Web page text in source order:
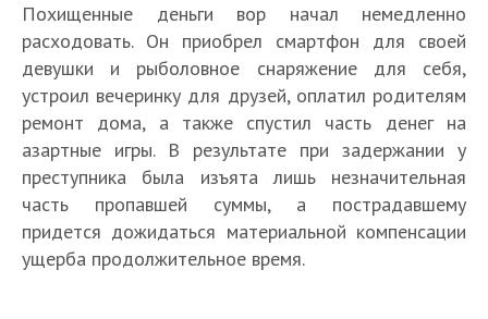
Похищенные деньги вор начал немедленно
расходовать. Он приобрел смартфон для своей
девушки и рыболовное снаряжение для себя,
устроил вечеринку для друзей, оплатил родителям
ремонт дома, а также спустил часть денег на
азартные игры. В результате при задержании у
преступника была изъята лишь незначительная
часть пропавшей суммы, а пострадавшему
придется дожидаться материальной компенсации
ущерба продолжительное время.